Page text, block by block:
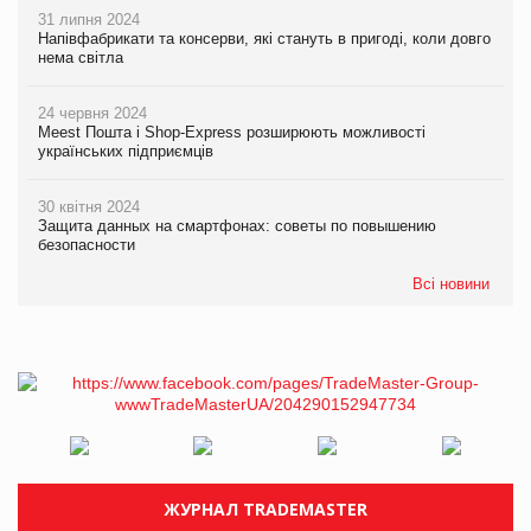
31 липня 2024
Напівфабрикати та консерви, які стануть в пригоді, коли довго
нема світла
24 червня 2024
Meest Пошта і Shop-Express розширюють можливості
українських підприємців
30 квітня 2024
Защита данных на смартфонах: советы по повышению
безопасности
Всі новини
ЖУРНАЛ TRADEMASTER